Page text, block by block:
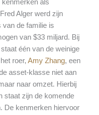
kenmerken als
Alger werd zijn
van de familie is
van $33 miljard. Bij
één van de weinige
roer, Amy Zhang, een
asset-klasse niet aan
naar omzet. Hierbij
staat zijn de komende
De kenmerken hiervoor